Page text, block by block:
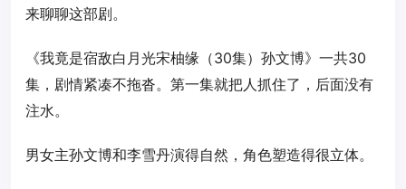
来聊聊这部剧。
《我竟是宿敌白月光宋柚缘（30集）孙文博》一共30
集，剧情紧凑不拖沓。第一集就把人抓住了，后面没有
注水。
男女主孙文博和李雪丹演得自然，角色塑造得很立体。